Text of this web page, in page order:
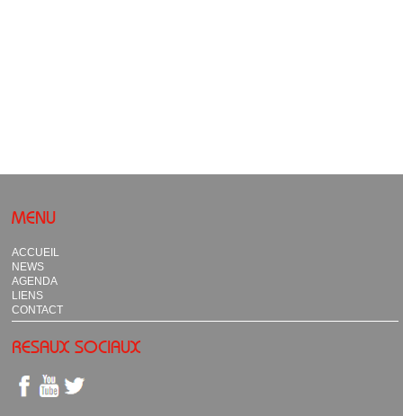
MENU
ACCUEIL
NEWS
AGENDA
LIENS
CONTACT
RESAUX SOCIAUX